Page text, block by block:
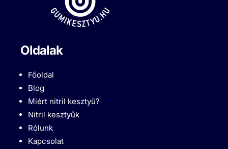
Oldalak
Főoldal
Blog
Miért nitril kesztyű?
Nitril kesztyűk
Rólunk
Kapcsolat